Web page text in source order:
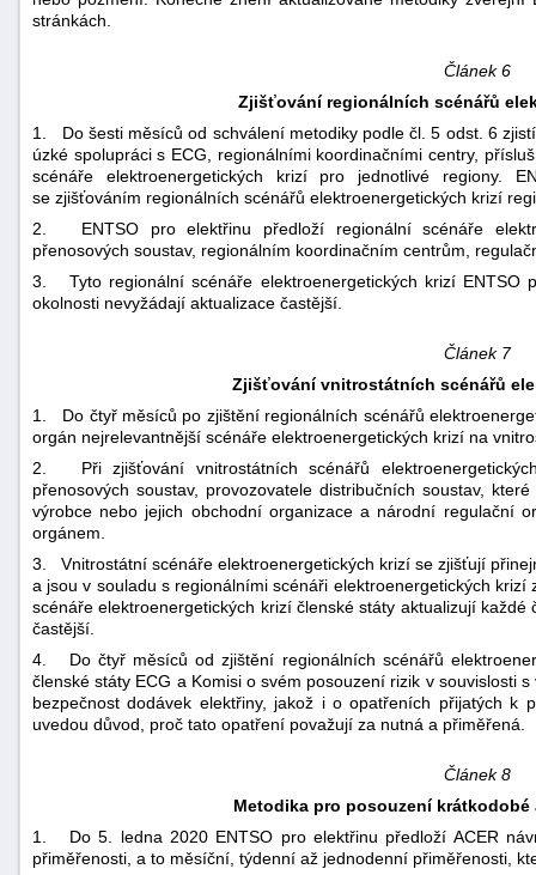
stránkách.
Článek 6
Zjišťování regionálních scénářů
1. Do šesti měsíců od schválení metodiky podle čl. 5 odst. 6
úzké spolupráci s ECG, regionálními koordinačními centry,
scénáře elektroenergetických krizí pro jednotlivé regiony.
se zjišťováním regionálních scénářů elektroenergetických krizí
2. ENTSO pro elektřinu předloží regionální scénáře
přenosových soustav, regionálním koordinačním centrům,
3. Tyto regionální scénáře elektroenergetických krizí ENTSO
okolnosti nevyžádají aktualizace častější.
Článek 7
Zjišťování vnitrostátních scénářů
1. Do čtyř měsíců po zjištění regionálních scénářů
orgán nejrelevantnější scénáře elektroenergetických krizí na
2. Při zjišťování vnitrostátních scénářů
přenosových soustav, provozovatele distribučních soustav,
výrobce nebo jejich obchodní organizace a národní regulační
orgánem.
3. Vnitrostátní scénáře elektroenergetických krizí se zjišťují
a jsou v souladu s regionálními scénáři elektroenergetických
scénáře elektroenergetických krizí členské státy aktualizují
častější.
4. Do čtyř měsíců od zjištění regionálních scénářů
členské státy ECG a Komisi o svém posouzení rizik v souvislosti
bezpečnost dodávek elektřiny, jakož i o opatřeních přijatých k
uvedou důvod, proč tato opatření považují za nutná a přiměřená.
Článek 8
Metodika pro posouzení
1. Do 5. ledna 2020 ENTSO pro elektřinu předloží ACER
přiměřenosti, a to měsíční, týdenní až jednodenní přiměřenosti,